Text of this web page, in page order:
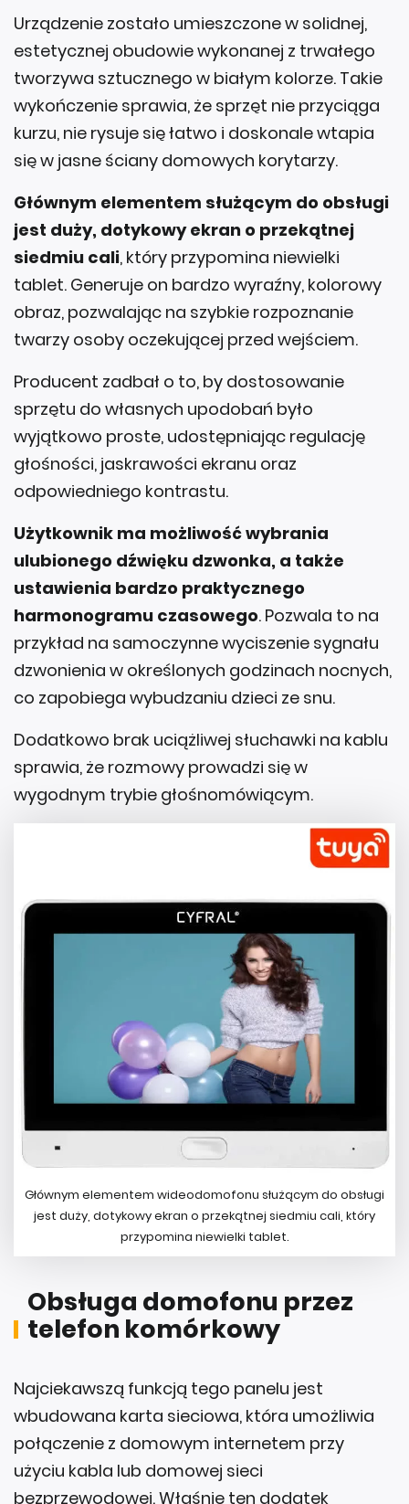
Urządzenie zostało umieszczone w solidnej,
estetycznej obudowie wykonanej z trwałego
tworzywa sztucznego w białym kolorze. Takie
wykończenie sprawia, że sprzęt nie przyciąga
kurzu, nie rysuje się łatwo i doskonale wtapia
się w jasne ściany domowych korytarzy.
Głównym elementem służącym do obsługi
jest duży, dotykowy ekran o przekątnej
siedmiu cali, który przypomina niewielki
tablet. Generuje on bardzo wyraźny, kolorowy
obraz, pozwalając na szybkie rozpoznanie
twarzy osoby oczekującej przed wejściem.
Producent zadbał o to, by dostosowanie
sprzętu do własnych upodobań było
wyjątkowo proste, udostępniając regulację
głośności, jaskrawości ekranu oraz
odpowiedniego kontrastu.
Użytkownik ma możliwość wybrania
ulubionego dźwięku dzwonka, a także
ustawienia bardzo praktycznego
harmonogramu czasowego. Pozwala to na
przykład na samoczynne wyciszenie sygnału
dzwonienia w określonych godzinach nocnych,
co zapobiega wybudzaniu dzieci ze snu.
Dodatkowo brak uciążliwej słuchawki na kablu
sprawia, że rozmowy prowadzi się w
wygodnym trybie głośnomówiącym.
Głównym elementem wideodomofonu służącym do obsługi
jest duży, dotykowy ekran o przekątnej siedmiu cali, który
przypomina niewielki tablet.
Obsługa domofonu przez
telefon komórkowy
Najciekawszą funkcją tego panelu jest
wbudowana karta sieciowa, która umożliwia
połączenie z domowym internetem przy
użyciu kabla lub domowej sieci
bezprzewodowej. Właśnie ten dodatek